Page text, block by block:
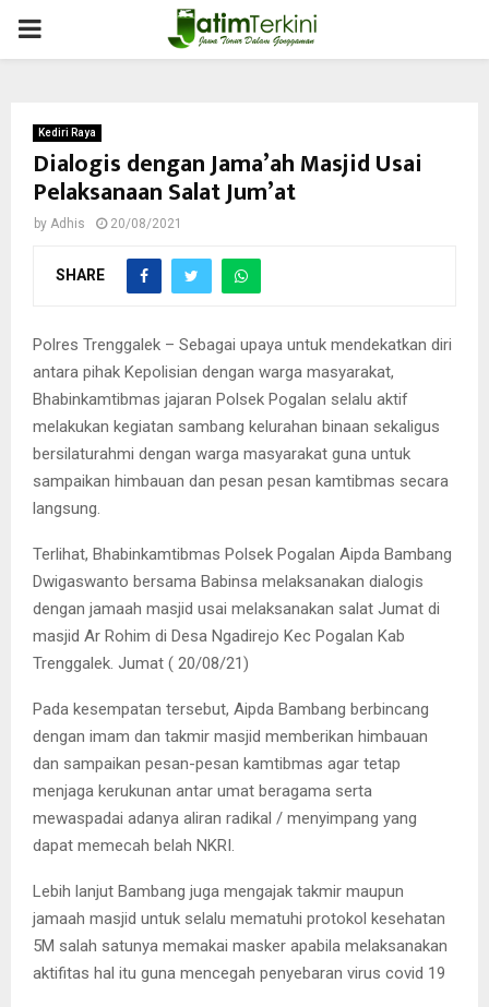
PRIMARY
Kediri Raya
Dialogis dengan Jama’ah Masjid Usai
Pelaksanaan Salat Jum’at
by Adhis 20/08/2021
SHARE
Polres Trenggalek – Sebagai upaya untuk mendekatkan diri
antara pihak Kepolisian dengan warga masyarakat,
Bhabinkamtibmas jajaran Polsek Pogalan selalu aktif
melakukan kegiatan sambang kelurahan binaan sekaligus
bersilaturahmi dengan warga masyarakat guna untuk
sampaikan himbauan dan pesan pesan kamtibmas secara
langsung.
Terlihat, Bhabinkamtibmas Polsek Pogalan Aipda Bambang
Dwigaswanto bersama Babinsa melaksanakan dialogis
dengan jamaah masjid usai melaksanakan salat Jumat di
masjid Ar Rohim di Desa Ngadirejo Kec Pogalan Kab
Trenggalek. Jumat ( 20/08/21)
Pada kesempatan tersebut, Aipda Bambang berbincang
dengan imam dan takmir masjid memberikan himbauan
dan sampaikan pesan-pesan kamtibmas agar tetap
menjaga kerukunan antar umat beragama serta
mewaspadai adanya aliran radikal / menyimpang yang
dapat memecah belah NKRI.
Lebih lanjut Bambang juga mengajak takmir maupun
jamaah masjid untuk selalu mematuhi protokol kesehatan
5M salah satunya memakai masker apabila melaksanakan
aktifitas hal itu guna mencegah penyebaran virus covid 19